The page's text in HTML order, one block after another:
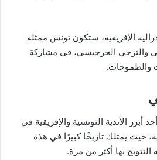
الإفريقية، ستكون تونس ممثلة
والترجي الجرجيسي، في مشاركة
والطموحات.
أبرز الأندية التونسية والإفريقية في
حيث يمتلك تاريخًا كبيرًا في هذه
بها أكثر من مرة.